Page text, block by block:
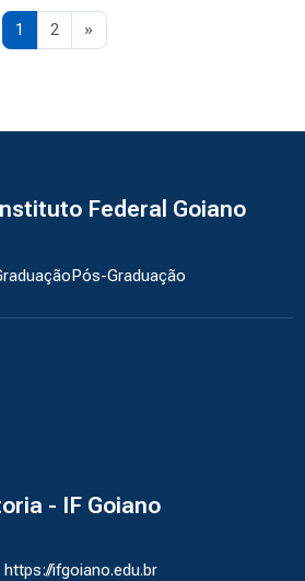
1 Página 1
2Página 2
»
Federal Goiano
Pós-Graduação
- IF Goiano
https://ifgoiano.edu.br